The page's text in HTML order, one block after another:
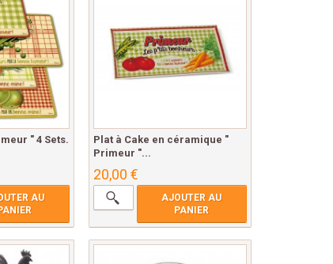
" 4 Sets.
AU
Plat à Cake en céramique "
Primeur "...
20,00 €
AJOUTER AU
PANIER